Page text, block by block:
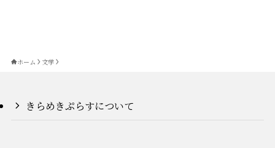
ホーム 文学
きらめきぷらすについて